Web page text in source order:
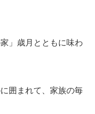
」歳月とともに味わ
囲まれて、家族の毎